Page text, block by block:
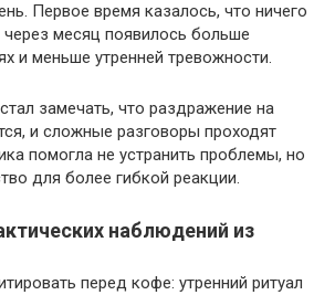
Первое время казалось, что ничего
через месяц появилось больше
и меньше утренней тревожности.
замечать, что раздражение на
и сложные разговоры проходят
помогла не устранить проблемы, но
для более гибкой реакции.
наблюдений из
перед кофе: утренний ритуал